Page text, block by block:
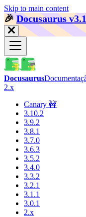
Skip to main content
🎉️Docusaurus
Docusaurus
2.x
Canary 🚧
3.10.2
3.9.2
3.8.1
3.7.0
3.6.3
3.5.2
3.4.0
3.3.2
3.2.1
3.1.1
3.0.1
2.x